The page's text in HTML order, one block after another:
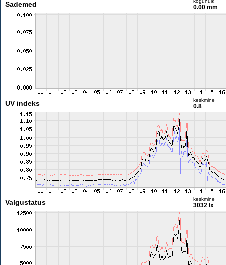
Sademed 0.00 mm
UV indeks keskmine
0.8
Valgustatus keskmine
3032 lx